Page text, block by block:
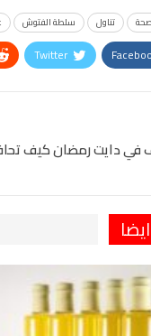
تناول سلطة الفتوش
Twitter
في دايت رمضان كيف